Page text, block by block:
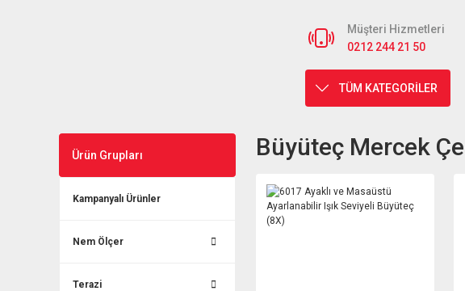
Müşteri Hizmetleri
0212 244 21 50
TÜM KATEGORİLER
Ürün Grupları
Kampanyalı Ürünler
Nem Ölçer
Terazi
Büyüteç Mercek